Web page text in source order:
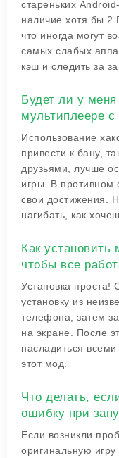
стареньких
наличие хотя бы 2
что иногда могут
самых слабых
кэш и следить за
Будет ли у меня
мультиплеере
Использование
привести к бану,
друзьями, лучше
игры. В противном
свои достижения.
нагибать, как
Как
чтобы все
Установка
установку из
телефона, затем
на экране. После
насладиться
этот мод.
Что делать,
ошибку при
Если возникли
оригинальную